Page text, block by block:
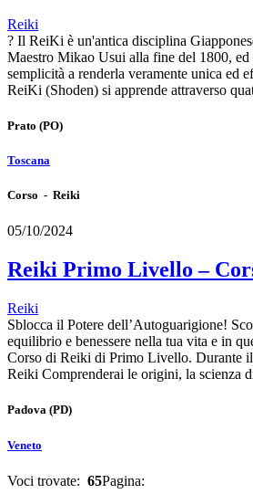
Reiki
? Il ReiKi è un'antica disciplina
Maestro Mikao Usui alla fine del 1800, ed
semplicità a renderla veramente unica ed
ReiKi (Shoden) si apprende attraverso
Prato (PO)
Toscana
Corso - Reiki
05/10/2024
Reiki Primo Livello –
Reiki
Sblocca il Potere dell’Autoguarigione!
equilibrio e benessere nella tua vita e in
Corso di Reiki di Primo Livello. Durante il
Reiki Comprenderai le origini, la scienza
Padova (PD)
Veneto
Voci trovate: 65Pagina: